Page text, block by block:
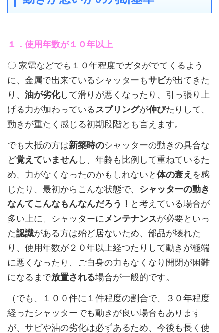
１．使用年数が１０年以上
〇 家電などでも１０年程度でガタがでてくるよう
に、金属で出来ているシャッターもサビが出てきた
り、 油が劣化して滑りが悪くなったり、引っ張り上
げる力が加わっているスプリングが伸びたりして、
動きが重たく感じる初期段階とも言えます。
でも大抵の方は新築時のシャッターの動きの具合な
ど覚えていませんし、年齢も比例して重ねているた
め、力がなくなったのかもしれないと体の衰え を感
じたり、最初からこんな状態で、 シャッターの動き
なんてこんなもんなんだろう！ と考えている場合が
多い上に、シャッターに メンテナンスが必要といっ
た認識がある方は殆ど居ないため、部品が壊れた
り、使用年数が２０年以上経つたりして動きが極端
に悪くなったり、ご自身の力もなくなり開閉が困難
になるまで放置される場合が一般的です。
（でも、１００件に１件程度の割合で、３０年程度
経ったシャッターでも動きが良い場合もあります
が、サビや油の劣化は必ずあるため、今後も長く使